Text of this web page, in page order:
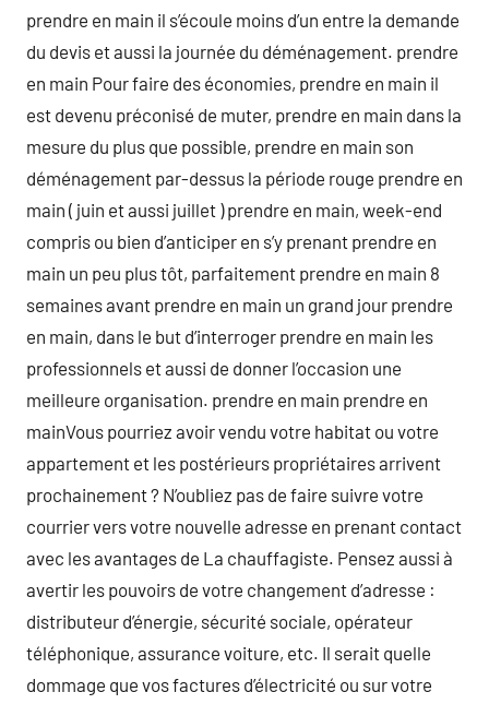
prendre en main il s’écoule moins d’un entre la demande
du devis et aussi la journée du déménagement. prendre
en main Pour faire des économies, prendre en main il
est devenu préconisé de muter, prendre en main dans la
mesure du plus que possible, prendre en main son
déménagement par-dessus la période rouge prendre en
main ( juin et aussi juillet ) prendre en main, week-end
compris ou bien d’anticiper en s’y prenant prendre en
main un peu plus tôt, parfaitement prendre en main 8
semaines avant prendre en main un grand jour prendre
en main, dans le but d’interroger prendre en main les
professionnels et aussi de donner l’occasion une
meilleure organisation. prendre en main prendre en
mainVous pourriez avoir vendu votre habitat ou votre
appartement et les postérieurs propriétaires arrivent
prochainement ? N’oubliez pas de faire suivre votre
courrier vers votre nouvelle adresse en prenant contact
avec les avantages de La chauffagiste. Pensez aussi à
avertir les pouvoirs de votre changement d’adresse :
distributeur d’énergie, sécurité sociale, opérateur
téléphonique, assurance voiture, etc. Il serait quelle
dommage que vos factures d’électricité ou sur votre